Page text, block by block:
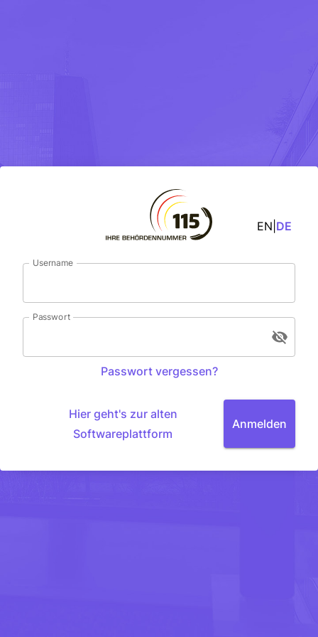
EN DE
Username
Passwort
Passwort vergessen?
Hier geht's zur alten
Softwareplattform
Anmelden